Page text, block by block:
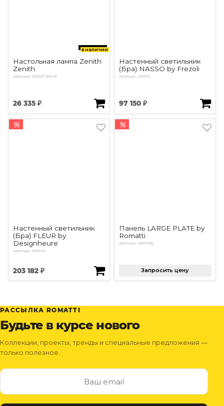
в наличии
Настольная лампа Zenith
Zenith
Артикул: 10210T White
26 335 ₽
Настенный светильник
(Бра) NASSO by Frezoli
Артикул: OW115
97 150 ₽
%
Настенный светильник
(Бра) FLEUR by
Designheure
Артикул: OW1411
203 182 ₽
%
Панель LARGE PLATE by
Romatti
Артикул: WP11165
Запросить цену
РАССЫЛКА ROMATTI
Будьте в курсе нового
Коллекции, проекты, тренды и специальные предложения —
только полезное.